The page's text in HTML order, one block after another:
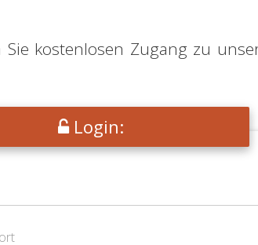
kostenlosen Zugang zu
Login: